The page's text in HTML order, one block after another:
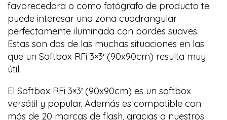
favorecedora o como fotógrafo de producto te
puede interesar una zona cuadrangular
perfectamente iluminada con bordes suaves.
Estas son dos de las muchas situaciones en las
que un Softbox RFi 3×3′ (90x90cm) resulta muy
útil.
El Softbox RFi 3×3′ (90x90cm) es un softbox
versátil y popular. Además es compatible con
más de 20 marcas de flash, gracias a nuestros